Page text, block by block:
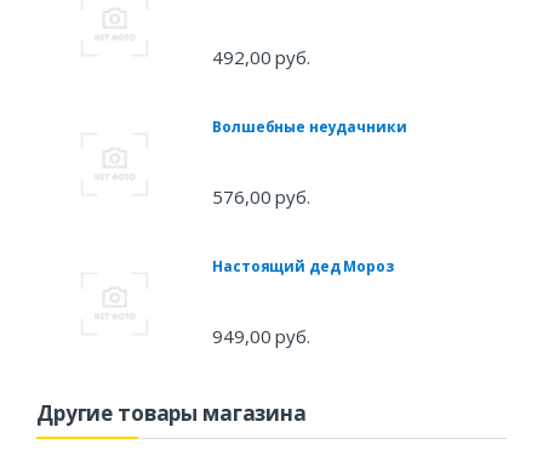
492,00 руб.
Волшебные неудачники
576,00 руб.
Настоящий дед Мороз
949,00 руб.
Другие товары магазина